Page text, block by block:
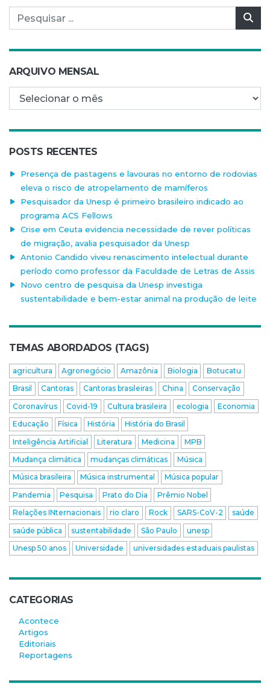
Pesquisar por:
ARQUIVO MENSAL
Arquivo mensal
POSTS RECENTES
Presença de pastagens e lavouras no entorno de rodovias
eleva o risco de atropelamento de mamíferos
Pesquisador da Unesp é primeiro brasileiro indicado ao
programa ACS Fellows
Crise em Ceuta evidencia necessidade de rever políticas
de migração, avalia pesquisador da Unesp
Antonio Candido viveu renascimento intelectual durante
período como professor da Faculdade de Letras de Assis
Novo centro de pesquisa da Unesp investiga
sustentabilidade e bem-estar animal na produção de leite
TEMAS ABORDADOS (TAGS)
agricultura Agronegócio Amazônia Biologia
Botucatu
Brasil
Cantoras Cantoras brasileiras China
Conservação
Coronavírus
Covid-19 Cultura brasileira ecologia
Economia
Educação
Física História
História do Brasil
Inteligência Artificial
Literatura Medicina
MPB
Mudança climática
mudanças climáticas
Música
Música brasileira
Música instrumental
Música popular
Pandemia
Pesquisa Prato do Dia
Prêmio Nobel
Relações INternacionais
rio claro Rock SARS-CoV-2
saúde
saúde pública
sustentabilidade São Paulo
unesp
Unesp 50 anos
Universidade universidades estaduais paulistas
CATEGORIAS
Acontece
Artigos
Editoriais
Reportagens